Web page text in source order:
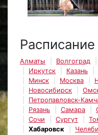
Расписание
Алматы Волгоград
Иркутск
Казань
Минск
Москва
Новосибирск
Петропавловск-
Рязань
Самара
Сочи
Сургут
Хабаровск